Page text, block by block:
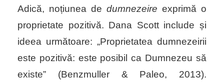
Adică, noțiunea de dumnezeire exprimă o
proprietate pozitivă. Dana Scott include și
ideea următoare: „Proprietatea dumnezeirii
este pozitivă: este posibil ca Dumnezeu să
existe” (Benzmuller & Paleo, 2013).